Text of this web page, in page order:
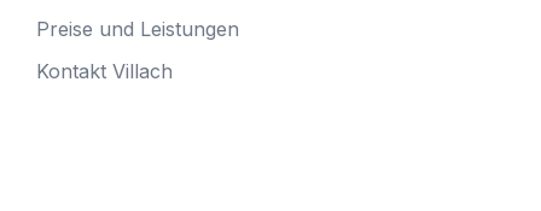
Preise und Leistungen
Kontakt Villach